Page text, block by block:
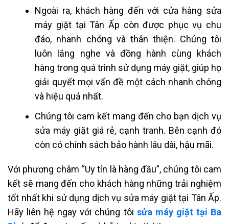
Ngoài ra, khách hàng đến với cửa hàng sửa
máy giặt tại Tân Ấp còn được phục vụ chu
đáo, nhanh chóng và thân thiện. Chúng tôi
luôn lắng nghe và đồng hành cùng khách
hàng trong quá trình sử dụng máy giặt, giúp họ
giải quyết mọi vấn đề một cách nhanh chóng
và hiệu quả nhất.
Chúng tôi cam kết mang đến cho bạn dịch vụ
sửa máy giặt giá rẻ, cạnh tranh. Bên cạnh đó
còn có chính sách bảo hành lâu dài, hậu mãi.
Với phương châm “Uy tín là hàng đầu”, chúng tôi cam
kết sẽ mang đến cho khách hàng những trải nghiệm
tốt nhất khi sử dụng dịch vụ sửa máy giặt tại Tân Ấp.
Hãy liên hệ ngay với chúng tôi sửa máy giặt tại Ba